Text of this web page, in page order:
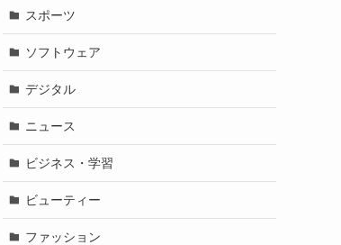
スポーツ
ソフトウェア
デジタル
ニュース
ビジネス・学習
ビューティー
ファッション